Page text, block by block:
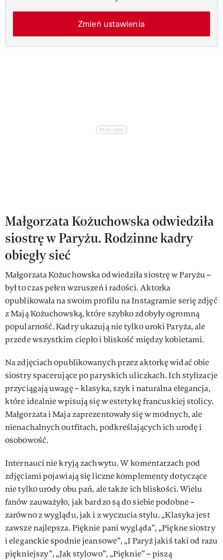
Zmień ustawienia
Małgorzata Kożuchowska odwiedziła
siostrę w Paryżu. Rodzinne kadry
obiegły sieć
Małgorzata Kożuchowska odwiedziła siostrę w Paryżu –
był to czas pełen wzruszeń i radości. Aktorka
opublikowała na swoim profilu na Instagramie serię zdjęć
z Mają Kożuchowską, które szybko zdobyły ogromną
popularność. Kadry ukazują nie tylko uroki Paryża, ale
przede wszystkim ciepło i bliskość między kobietami.
Na zdjęciach opublikowanych przez aktorkę widać obie
siostry spacerujące po paryskich uliczkach. Ich stylizacje
przyciągają uwagę – klasyka, szyk i naturalna elegancja,
które idealnie wpisują się w estetykę francuskiej stolicy.
Małgorzata i Maja zaprezentowały się w modnych, ale
nienachalnych outfitach, podkreślających ich urodę i
osobowość.
Internauci nie kryją zachwytu. W komentarzach pod
zdjęciami pojawiają się liczne komplementy dotyczące
nie tylko urody obu pań, ale także ich bliskości. Wielu
fanów zauważyło, jak bardzo są do siebie podobne –
zarówno z wyglądu, jak i z wyczucia stylu. „Klasyka jest
zawsze najlepsza. Pięknie pani wygląda”, „Piękne siostry
i eleganckie spodnie jeansowe”, „I Paryż jakiś taki od razu
piękniejszy”, „Jak stylowo”, „Pięknie” – piszą